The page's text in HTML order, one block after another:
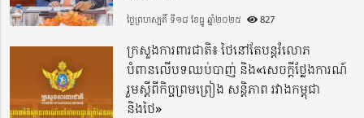
ថ្ងៃព្រហស្បតិ៍ ទី១៨ ខែធ្នូ ឆ្នាំ២០២៥ 827
ក្រសួងការពារជាតិ៖ ថៃនៅតែបន្តរំលោភ
បំពានលើបទឈប់បាញ់ និង«សេចក្តីថ្លែងការណ៍
រួមស្តីពីកិច្ចព្រមព្រៀង សន្តិភាព រវាងកម្ពុជា
និងថៃ»